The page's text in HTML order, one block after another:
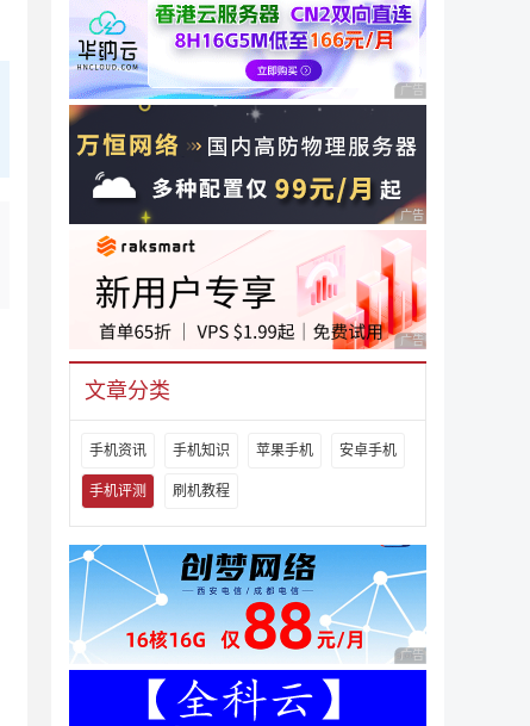
广告 商业广告，理性
广告 商业广告，理性
广告 商业广告，理性
文章分类
手机资讯 手机知识 苹果手机 安卓手机
手机评测 刷机教程
广告 商业广告，理性